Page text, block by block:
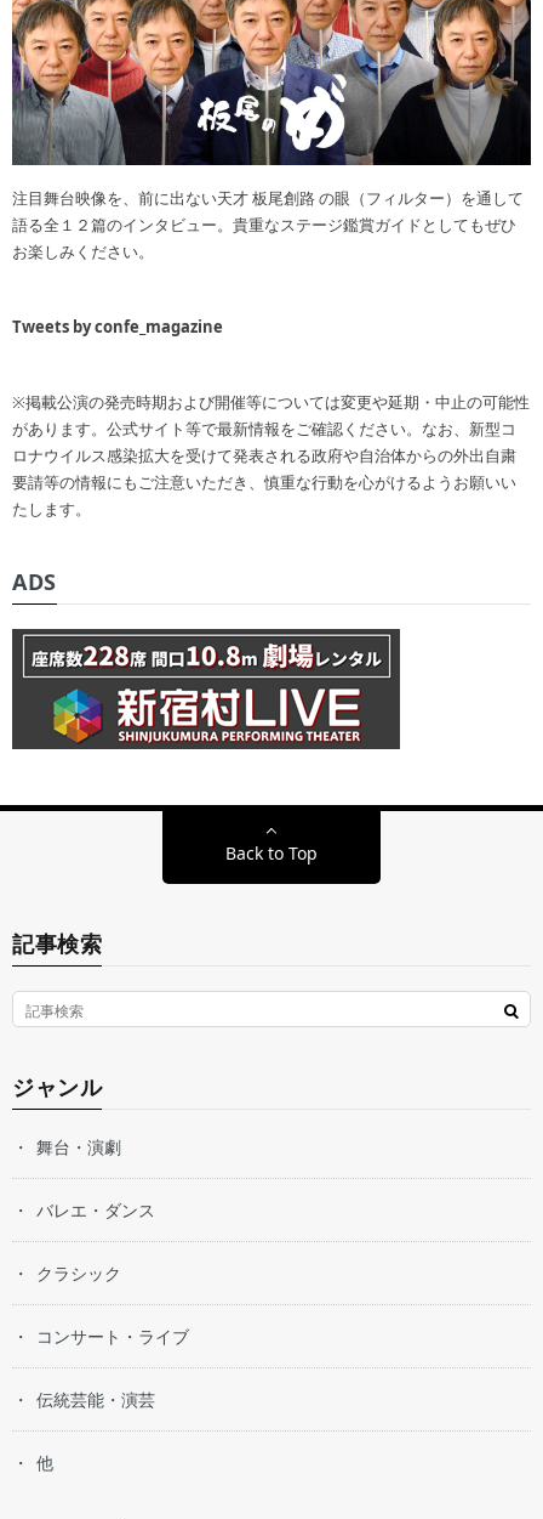
注目舞台映像を、前に出ない天才 板尾創路 の眼（フィルター）を通して
語る全１２篇のインタビュー。貴重なステージ鑑賞ガイドとしてもぜひ
お楽しみください。
Tweets by confe_magazine
※掲載公演の発売時期および開催等については変更や延期・中止の可能性
があります。公式サイト等で最新情報をご確認ください。なお、新型コ
ロナウイルス感染拡大を受けて発表される政府や自治体からの外出自粛
要請等の情報にもご注意いただき、慎重な行動を心がけるようお願いい
たします。
ADS
Back to Top
記事検索
ジャンル
舞台・演劇
バレエ・ダンス
クラシック
コンサート・ライブ
伝統芸能・演芸
他